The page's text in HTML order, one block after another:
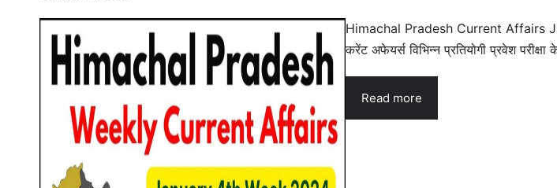
Himachal Pradesh Current Affairs
करेंट अफेयर्स विभिन्न प्रतियोगी प्रवेश
Read more